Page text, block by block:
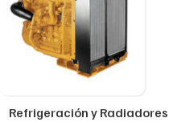
Refrigeración y Radiadores